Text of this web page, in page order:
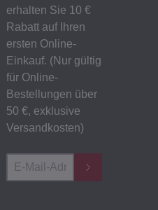
erhalten Sie 10 €
Rabatt auf Ihren
ersten Online-
Einkauf. (Nur gültig
für Online-
Bestellungen über
50 €, exklusive
Versandkosten)